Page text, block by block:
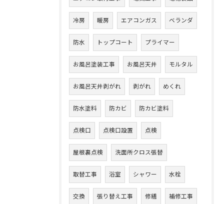
冷房 暖房 エアコンガス ベランダ
防水 トップコート プライマー
お風呂塗装工事 お風呂天井 モルタル
お風呂天井剥がれ 剥がれ めくれ
防水塗料 防カビ 防カビ塗料
点検口 点検口設置 点検
屋根裏点検 洗面所クロス張替
取替工事 浴室 シャワー 水栓
交換 張り替え工事 修繕 補修工事